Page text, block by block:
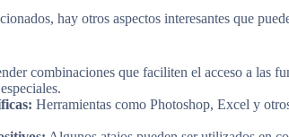
hay otros aspectos interesantes que
combinaciones que faciliten el acceso a las
Herramientas como Photoshop, Excel y